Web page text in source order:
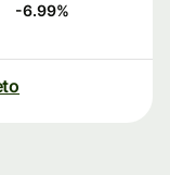
-6.99%